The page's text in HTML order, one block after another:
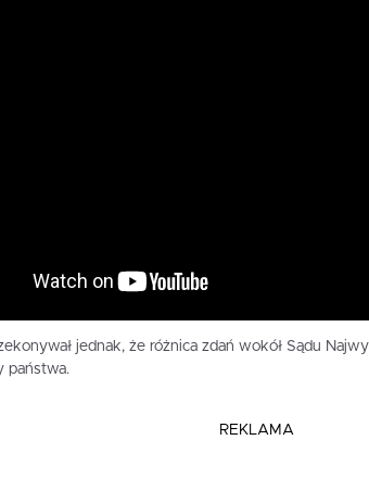
jednak, że różnica zdań wokół Sądu
państwa.
REKLAMA